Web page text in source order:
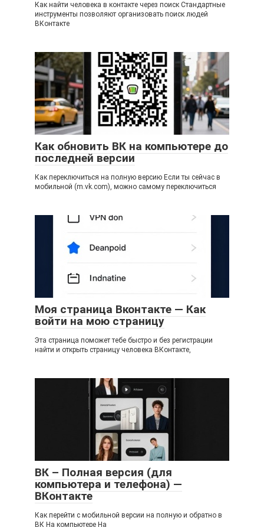
Как найти человека в контакте через поиск Стандартные
инструменты позволяют организовать поиск людей
ВКонтакте
Как обновить ВК на компьютере до
последней версии
Как переключиться на полную версию Если ты сейчас в
мобильной (m.vk.com), можно самому переключиться
Моя страница Вконтакте — Как
войти на мою страницу
Эта страница поможет тебе быстро и без регистрации
найти и открыть страницу человека ВКонтакте,
ВК – Полная версия (для
компьютера и телефона) —
ВКонтакте
Как перейти с мобильной версии на полную и обратно в
ВК На компьютере На